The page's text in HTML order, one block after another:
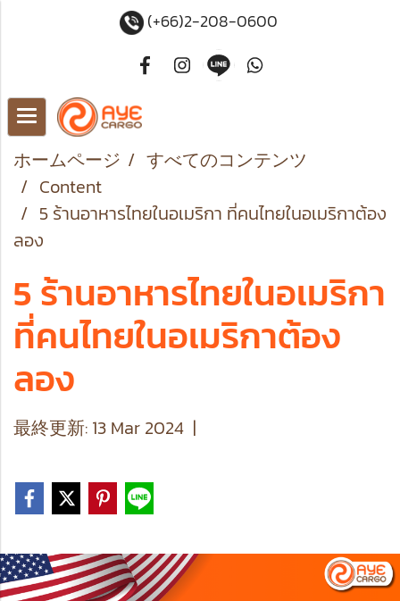
(+66)2-208-0600
ホームページ
すべてのコンテンツ
Content
5 ร้านอาหารไทยในอเมริกา ที่คนไทยในอเมริกาต้อง
ลอง
5 ร้านอาหารไทยในอเมริกา
ที่คนไทยในอเมริกาต้อง
ลอง
最終更新: 13 Mar 2024 |